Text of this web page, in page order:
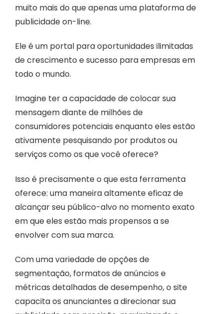
muito mais do que apenas uma plataforma de
publicidade on-line.
Ele é um portal para oportunidades ilimitadas
de crescimento e sucesso para empresas em
todo o mundo.
Imagine ter a capacidade de colocar sua
mensagem diante de milhões de
consumidores potenciais enquanto eles estão
ativamente pesquisando por produtos ou
serviços como os que você oferece?
Isso é precisamente o que esta ferramenta
oferece: uma maneira altamente eficaz de
alcançar seu público-alvo no momento exato
em que eles estão mais propensos a se
envolver com sua marca.
Com uma variedade de opções de
segmentação, formatos de anúncios e
métricas detalhadas de desempenho, o site
capacita os anunciantes a direcionar sua